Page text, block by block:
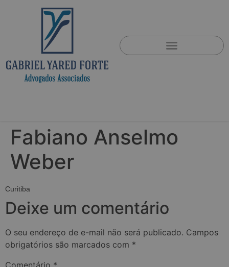
Fabiano Anselmo
Weber
Curitiba
Deixe um comentário
O seu endereço de e-mail não será publicado. Campos
obrigatórios são marcados com *